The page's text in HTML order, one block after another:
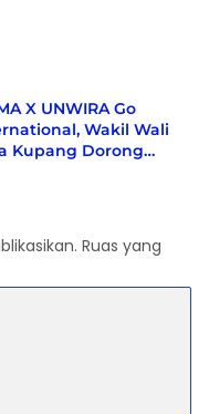
X UNWIRA Go
Wakil Wali
Kupang Dorong
Ruas yang